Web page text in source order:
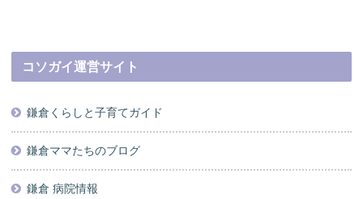
コソガイ運営サイト
鎌倉くらしと子育てガイド
鎌倉ママたちのブログ
鎌倉 病院情報